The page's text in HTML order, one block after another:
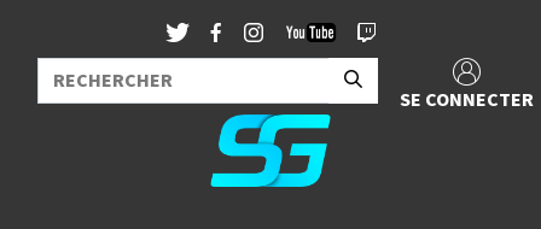
SE CONNECTER